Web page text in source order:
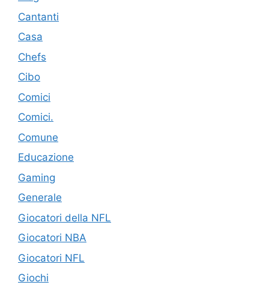
Cantanti
Casa
Chefs
Cibo
Comici
Comici.
Comune
Educazione
Gaming
Generale
Giocatori della NFL
Giocatori NBA
Giocatori NFL
Giochi